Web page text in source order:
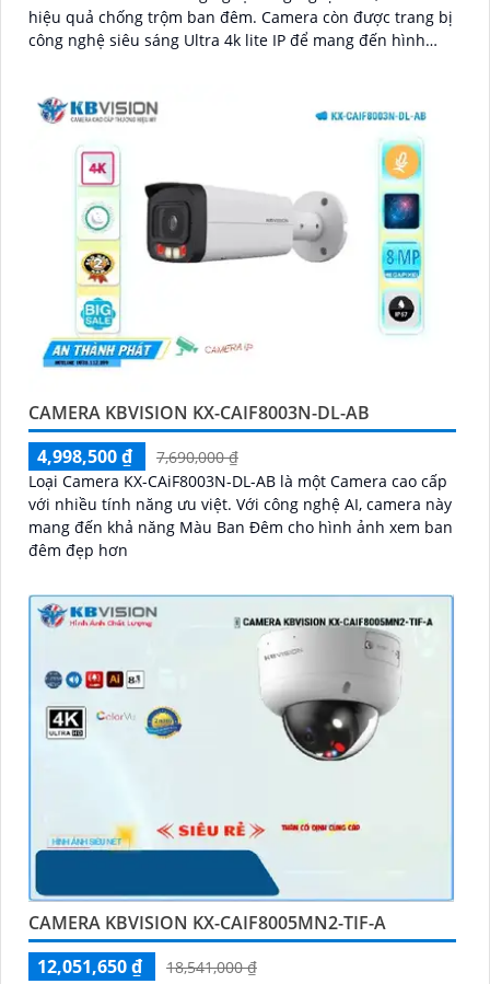
hiệu quả chống trộm ban đêm. Camera còn được trang bị
công nghệ siêu sáng Ultra 4k lite IP để mang đến hình
CAMERA KBVISION KX-CAIF8003N-DL-AB
4,998,500 ₫
7,690,000 ₫
Loại Camera KX-CAiF8003N-DL-AB là một Camera cao cấp
với nhiều tính năng ưu việt. Với công nghệ AI, camera này
mang đến khả năng Màu Ban Đêm cho hình ảnh xem ban
đêm đẹp hơn
CAMERA KBVISION KX-CAIF8005MN2-TIF-A
12,051,650 ₫
18,541,000 ₫